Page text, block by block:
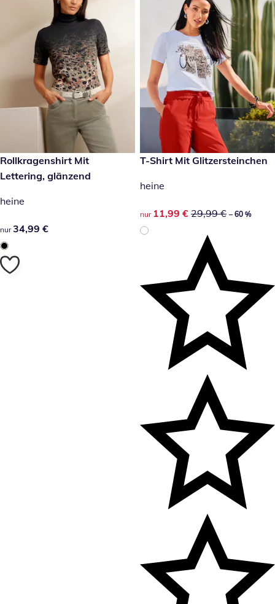
34,99 €
Rollkragenshirt Mit
Lettering, glänzend
heine
34,99 €
nur 34,99 €
reduzierter Preis 11,99 €,
-60 %
T-Shirt Mit Glitzersteinchen
heine
reduzierter Preis 11,99 €,
nur 11,99 € 29,99 € – 60 %